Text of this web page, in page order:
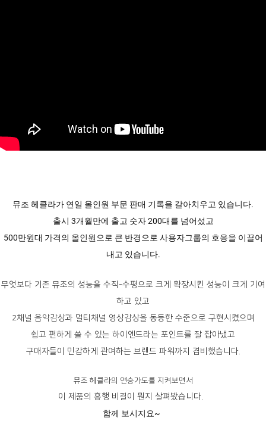
뮤조 헤클라가 연일 올인원 부문 판매 기록을 갈아치우고 있습니다.
출시 3개월만에 출고 숫자 200대를 넘어섰고
500만원대 가격의 올인원으로 큰 반경으로 사용자그룹의 호응을 이끌어
내고 있습니다.
무엇보다 기존 뮤조의 성능을 수직-수평으로 크게 확장시킨 성능이 크게 기여
하고 있고
2채널 음악감상과 멀티채널 영상감상을 동등한 수준으로 구현시켰으며
쉽고 편하게 쓸 수 있는 하이엔드라는 포인트를 잘 잡아냈고
구매자들이 민감하게 관여하는 브랜드 파워까지 겸비했습니다.
뮤조 헤클라의 연승가도를 지켜보면서
이 제품의 흥행 비결이 뭔지 살펴봤습니다.
함께 보시지요~